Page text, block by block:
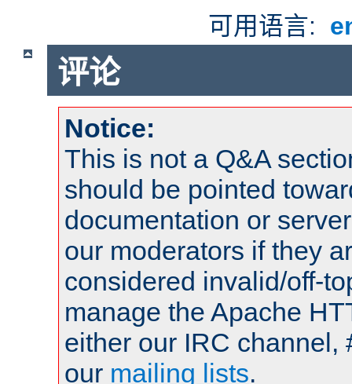
可用语言:
评论
Notice:
This is not a Q&A
should be pointed
documentation or
our moderators if they
considered invalid/off-
manage the Apache
either our IRC channel,
our mailing lists.